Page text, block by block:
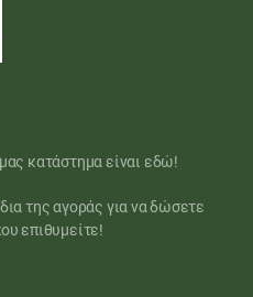
κατάστημα είναι εδώ!
της αγοράς για να δώσετε
επιθυμείτε!